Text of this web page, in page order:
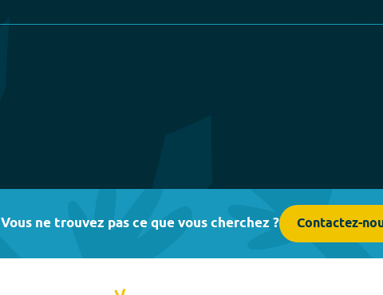
Vous ne trouvez pas ce que vous cherchez ? Contactez-